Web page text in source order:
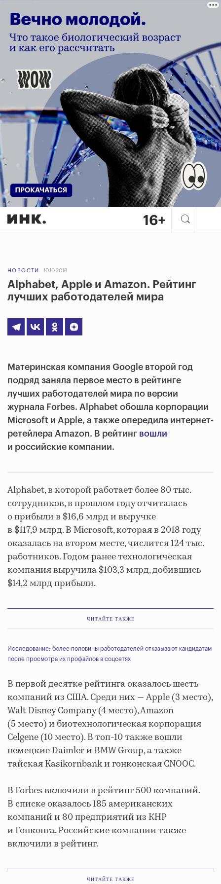
НОВОСТИ 10.10.2018
Alphabet, Apple и Amazon. Рейтинг
лучших работодателей мира
Материнская компания Google второй год
подряд заняла первое место в рейтинге
лучших работодателей мира по версии
журнала Forbes. Alphabet обошла корпорации
Microsoft и Apple, а также опередила интернет-
ретейлера Amazon. В рейтинг вошли
и российские компании.
Alphabet, в которой работает более 80 тыс.
сотрудников, в прошлом году отчиталась
о прибыли в $16,6 млрд и выручке
в $117,9 млрд. В Microsoft, которая в 2018 году
оказалась на втором месте, числится 124 тыс.
работников. Годом ранее технологическая
компания выручила $103,3 млрд, добившись
$14,2 млрд прибыли.
ЧИТАЙТЕ ТАКЖЕ
Исследование: более половины работодателей отказывают кандидатам
после просмотра их профайлов в соцсетях
В первой десятке рейтинга оказалось шесть
компаний из США. Среди них — Apple (3 место),
Walt Disney Company (4 место), Amazon
(5 место) и биотехнологическая корпорация
Celgene (10 место). В топ-10 также вошли
немецкие Daimler и BMW Group, а также
тайская Kasikornbank и гонконская CNOOC.
В Forbes включили в рейтинг 500 компаний.
В списке оказалось 185 американских
компаний и 80 предприятий из КНР
и Гонконга. Российские компании также
включили в рейтинг.
ЧИТАЙТЕ ТАКЖЕ